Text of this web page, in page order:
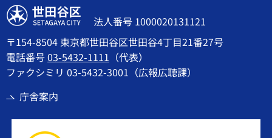
世田谷区
法人番号 1000020131121
〒154-8504 東京都世田谷区世田谷4丁目21番27号
電話番号03-5432-1111 （代表）
ファクシミリ 03-5432-3001（広報広聴課）
庁舎案内